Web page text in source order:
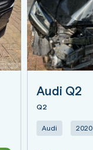
Audi Q2
Q2
Audi 2020